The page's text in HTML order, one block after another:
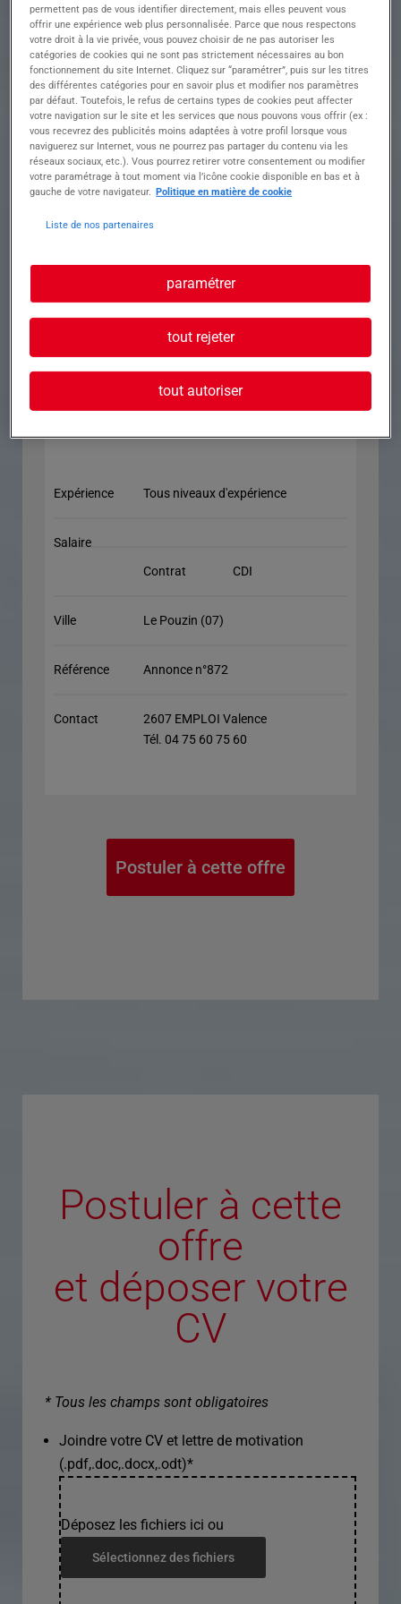
Profil recherché
Profil recherché:
• Maitriser la lecture de schémas électriques
• Savoir réaliser des connexions électriques
• Rigueur, polyvalence et agilité
• Capacité à partager et transmettre
Contrat interim vue embauche, horaires 8h/12h-
Salaire selon profil
Expérience Tous niveaux d'expérience
Salaire
Contrat
CDI
Ville Le Pouzin (07)
Référence Annonce n°872
Contact
2607 EMPLOI Valence
Tél. 04 75 60 75 60
Postuler à cette offre
Postuler à cette
offre
et déposer votre
CV
* Tous les champs sont obligatoires
Joindre votre CV et lettre de motivation
(.pdf,.doc,.docx,.odt)*
Déposez les fichiers ici ou
Sélectionnez des fichiers
permettent pas de vous identifier directement, mais elles peuvent vous
offrir une expérience web plus personnalisée. Parce que nous respectons
votre droit à la vie privée, vous pouvez choisir de ne pas autoriser les
catégories de cookies qui ne sont pas strictement nécessaires au bon
fonctionnement du site Internet. Cliquez sur “paramétrer”, puis sur les titres
des différentes catégories pour en savoir plus et modifier nos paramètres
par défaut. Toutefois, le refus de certains types de cookies peut affecter
votre navigation sur le site et les services que nous pouvons vous offrir (ex :
vous recevrez des publicités moins adaptées à votre profil lorsque vous
naviguerez sur Internet, vous ne pourrez pas partager du contenu via les
réseaux sociaux, etc.). Vous pourrez retirer votre consentement ou modifier
votre paramétrage à tout moment via l’icône cookie disponible en bas et à
gauche de votre navigateur. Politique en matière de cookie
Liste de nos partenaires
paramétrer
tout rejeter
tout autoriser